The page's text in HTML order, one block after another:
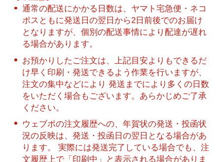
通常の配送にかかる日数は、ヤマト宅急便・ネコ
ポスともに発送日の翌日から2日前後でのお届け
となりますが、個別の配送事情により配達が遅れ
る場合があります。
お預かりしたご注文は、上記目安よりもできるだ
け早く印刷・発送できるよう作業を行いますが、
注文の集中などにより 発送までにより多くの日数
をいただく場合もございます。あらかじめご了承
ください。
ウェブポの注文履歴への、年賀状の発送・投函状
況の反映は、発送・投函日の翌日となる場合があ
ります。 実際には発送完了している場合でも、注
文履歴上で「印刷中」と表示される場合がありま